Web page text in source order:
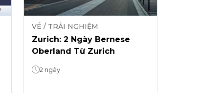
VÉ / TRẢI NGHIỆM
Zurich: 2 Ngày Bernese
Oberland Từ Zurich
2 ngày